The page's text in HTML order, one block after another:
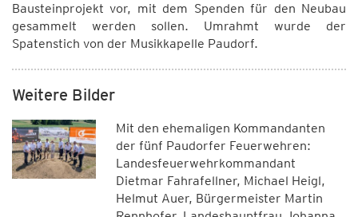
Bausteinprojekt vor, mit dem Spenden für den Neubau
gesammelt werden sollen. Umrahmt wurde der
Spatenstich von der Musikkapelle Paudorf.
Weitere Bilder
Mit den ehemaligen Kommandanten
der fünf Paudorfer Feuerwehren:
Landesfeuerwehrkommandant
Dietmar Fahrafellner, Michael Heigl,
Helmut Auer, Bürgermeister Martin